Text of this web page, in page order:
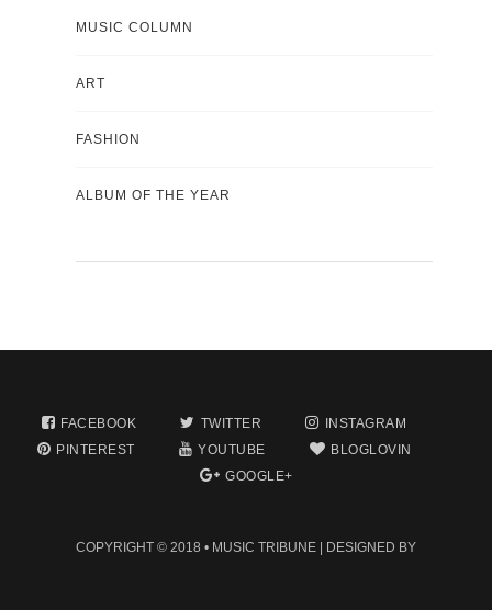
MUSIC COLUMN
ART
FASHION
ALBUM OF THE YEAR
FACEBOOK TWITTER
INSTAGRAM
PINTEREST
YOUTUBE
BLOGLOVIN
GOOGLE+
COPYRIGHT © 2018 • MUSIC TRIBUNE | DESIGNED BY